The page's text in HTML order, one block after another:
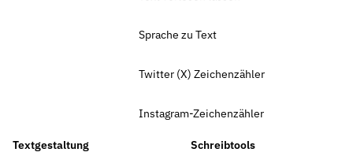
Sprache zu Text
Twitter (X) Zeichenzähler
Instagram-Zeichenzähler
Textgestaltung Schreibtools